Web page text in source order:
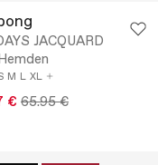
JACQUARD
M L XL
€ 65.95 €